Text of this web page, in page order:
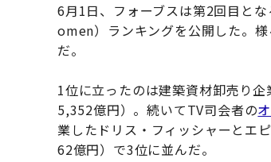
6月1日、フォーブスは第2回目と
omen）ランキングを公開した。
だ。
1位に立ったのは建築資材卸売り
5,352億円）。続いてTV司会者の
業したドリス・フィッシャーとエ
62億円）で3位に並んだ。